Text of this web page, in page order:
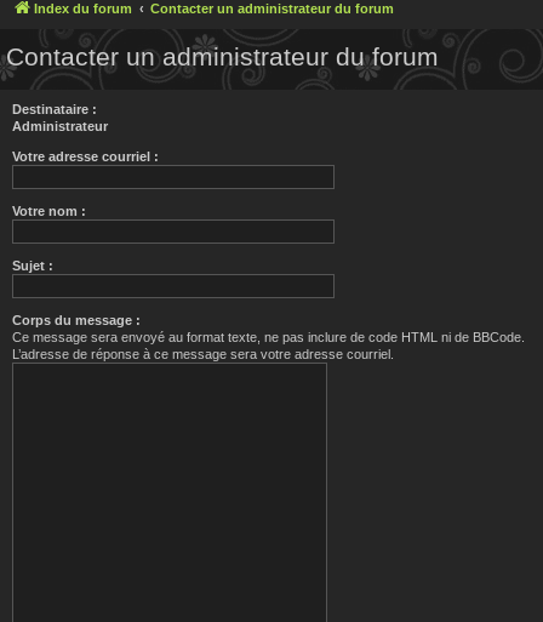
Index du forum Contacter un administrateur du forum
Contacter un administrateur du forum
Destinataire :
Administrateur
Votre adresse courriel :
Votre nom :
Sujet :
Corps du message :
Ce message sera envoyé au format texte, ne pas inclure de code HTML ni de BBCode.
L’adresse de réponse à ce message sera votre adresse courriel.